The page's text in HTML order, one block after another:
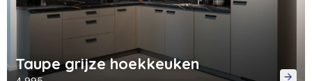
Taupe grijze hoekkeuken